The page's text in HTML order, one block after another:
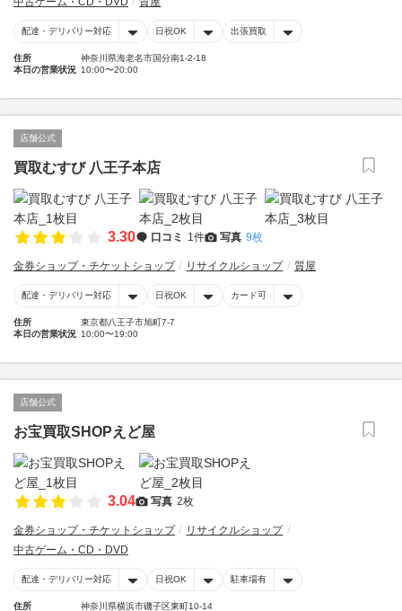
配達・デリバリー対応 日祝OK 出張買取
住所
神奈川県海老名市国分南1-2-18
本日の営業状況 10:00〜20:00
店舗公式
買取むすび 八王子本店
3.30 口コミ 1件 写真 9枚
金券ショップ・チケットショップ リサイクルショップ 質屋
配達・デリバリー対応 日祝OK カード可
住所
東京都八王子市旭町7-7
本日の営業状況 10:00〜19:00
店舗公式
お宝買取SHOPえど屋
3.04 写真 2枚
金券ショップ・チケットショップ
リサイクルショップ
中古ゲーム・CD・DVD
配達・デリバリー対応 日祝OK 駐車場有
住所
神奈川県横浜市磯子区東町10-14